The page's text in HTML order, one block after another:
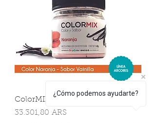
ColorMIX Arcoíris - Naranja
Precio
33.301,80 ARS
¿Cómo podemos ayudarte?